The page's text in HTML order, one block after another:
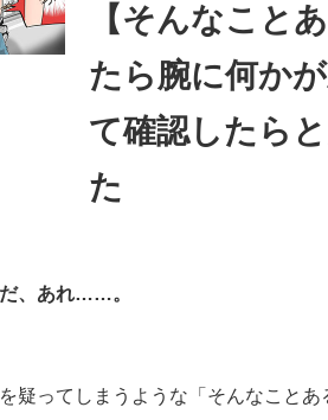
ンジニア向け専門サイト 企業向けIT製品
づくり技術者専門サイト
と気になるネットの話題
【そんなこと
たら腕に何か
て確認したら
た
、あれ……。
疑ってしまうような「そんなことあ